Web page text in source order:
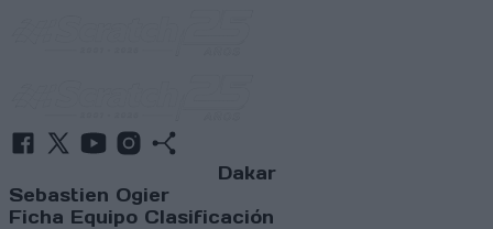
Dakar
Sebastien Ogier
Ficha Equipo Clasificación